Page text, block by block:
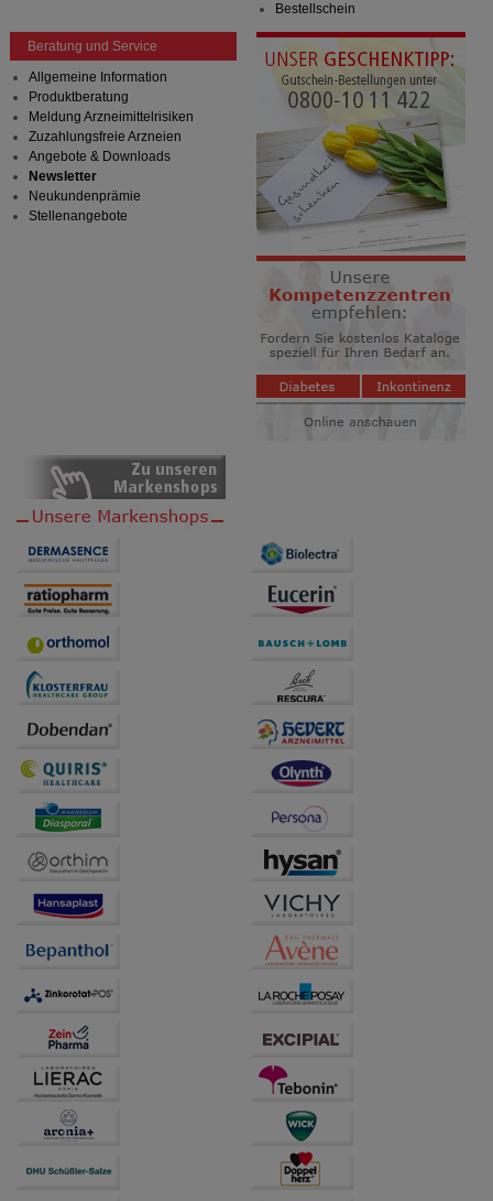
Bestellschein
Beratung und Service
Allgemeine Information
Produktberatung
Meldung Arzneimittelrisiken
Zuzahlungsfreie Arzneien
Angebote & Downloads
Newsletter
Neukundenprämie
Stellenangebote